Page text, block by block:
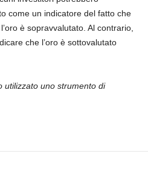
come un indicatore del fatto che
è sopravvalutato. Al contrario,
che l’oro è sottovalutato
utilizzato uno strumento di